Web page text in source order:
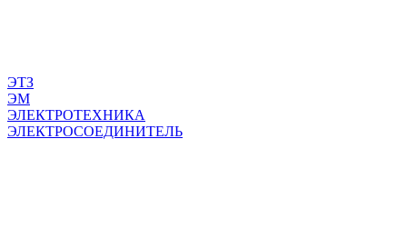
ЭТЗ
ЭМ
ЭЛЕКТРОТЕХНИКА
ЭЛЕКТРОСОЕДИНИТЕЛЬ